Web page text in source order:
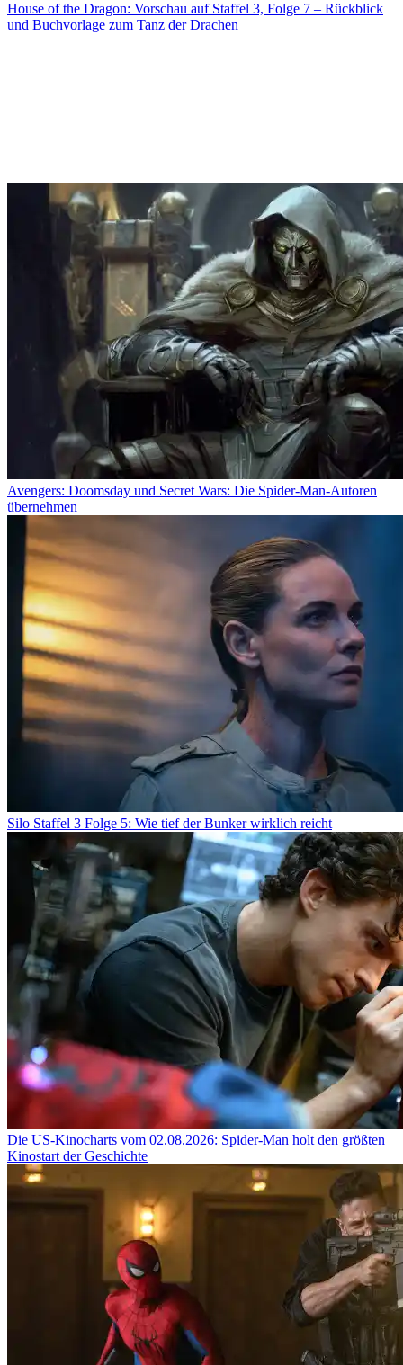
House of the Dragon: Vorschau auf Staffel 3, Folge 7 – Rückblick
und Buchvorlage zum Tanz der Drachen
Avengers: Doomsday und Secret Wars: Die Spider-Man-Autoren
übernehmen
Silo Staffel 3 Folge 5: Wie tief der Bunker wirklich reicht
Die US-Kinocharts vom 02.08.2026: Spider-Man holt den größten
Kinostart der Geschichte